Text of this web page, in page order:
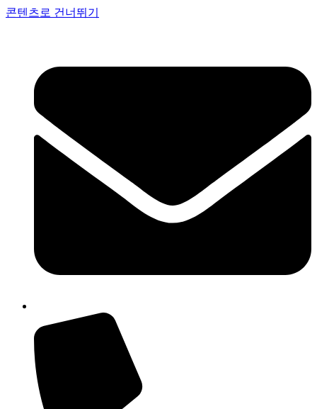
콘텐츠로 건너뛰기